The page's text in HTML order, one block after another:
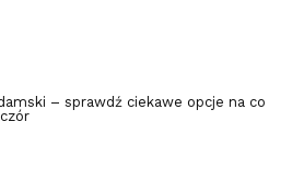
– sprawdź ciekawe opcje na co